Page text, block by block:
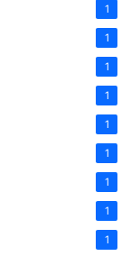
1
1
1
1
1
1
1
1
1